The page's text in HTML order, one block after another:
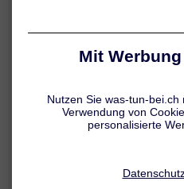
typischen Auslösern. Seltener
dass sich die Muskulatur in
schmerzhaft zusammenzieht.
vielfältige